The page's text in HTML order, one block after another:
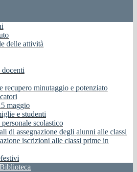
delle attività
recupero minutaggio e potenziato
maggio
e studenti
scolastico
di assegnazione degli alunni alle classi
iscrizioni alle classi prime in